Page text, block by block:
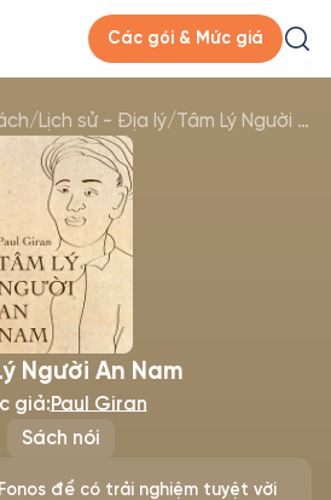
Các gói & Mức giá
/Lịch sử - Địa lý/ Tâm Lý Người An Nam
Sách nói
Người An Nam
giả:Paul Giran
để có trải nghiệm tuyệt vời